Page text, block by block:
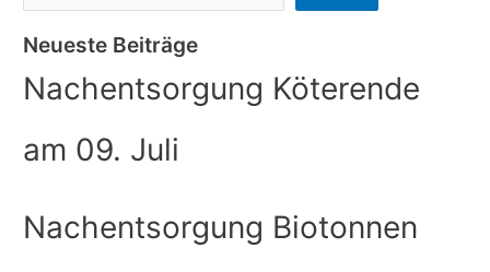
Neueste Beiträge
Nachentsorgung Köterende
am 09. Juli
Nachentsorgung Biotonnen